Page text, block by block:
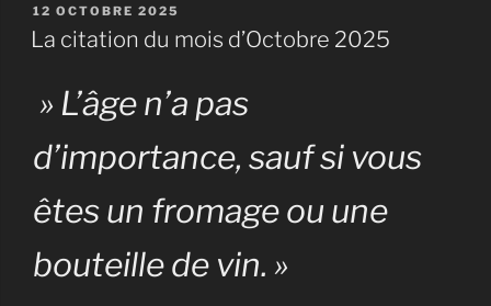
PUBLIÉ
LE
12 OCTOBRE 2025
La citation du mois d’Octobre 2025
» L’âge n’a pas
d’importance, sauf si vous
êtes un fromage ou une
bouteille de vin. »